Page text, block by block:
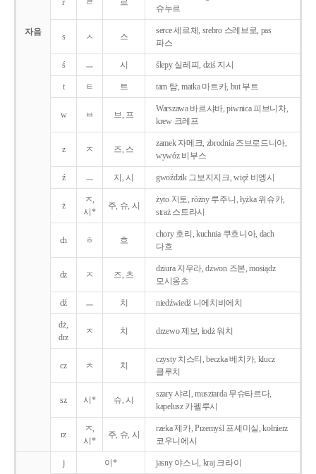
자음
r ㄹ 르
슈누르
s ㅅ 스
serce 세르체, srebro 스레브로, pas
파스
ś ㅡ 시 ślepy 실레피, dziś 지시
t ㅌ 트 tam 탐, matka 마트카, but 부트
w ㅂ 브, 프
Warszawa 바르샤바, piwnica 피브니차,
krew 크레프
z ㅈ 즈, 스
zamek 자메크, zbrodnia 즈브로드니아,
wywóz 비부스
ź ㅡ 지, 시 gwoździk 그보지지크, więź 비엥시
ż
ㅈ,
시*
주, 슈, 시
żyto 지토, różny 루주니, łyżka 위슈카,
straż 스트라시
ch ㅎ 흐
chory 호리, kuchnia 쿠흐니아, dach
다흐
dz ㅈ 즈, 츠
dziura 지우라, dzwon 즈본, mosiądz
모시옹츠
dź ㅡ 치 niedźwiedź 니에치비에치
dż,
drz
ㅈ 치 drzewo 제보, łodż 워치
cz ㅊ 치
czysty 치스티, beczka 베치카, klucz
클루치
sz 시* 슈, 시
szary 샤리, musztarda 무슈타르다,
kapelusz 카펠루시
rz
ㅈ,
시*
주, 슈, 시
rzeka 제카, Przemyśl 프셰미실, kołnierz
코우니에시
j 이* jasny 야스니, kraj 크라이